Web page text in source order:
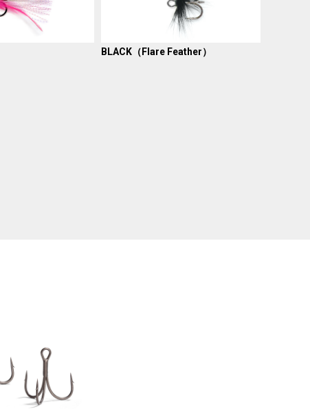
BLACK（Flare Feather）